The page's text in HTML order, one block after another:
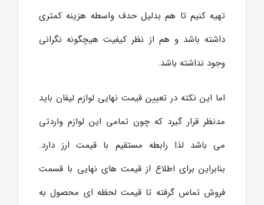
تهیه کنیم تا هم بدلیل حدف واسطه هزینه کمتری
داشته باشد و هم از نظر کیفیت هیچگونه نگرانی
وجود نداشته باشد.
اما این نکته در تعیین قیمت نهایی لوازم لیفان باید
مدنظر قرار گیرد که چون تمامی این لوازم واردتی
می باشد لذا رابطه مستقیم با قیمت ارز دارد.
بنابراین برای اطلاع از قیمت های نهایی با قسمت
فروش تماس گرفته تا قیمت لحظه ای محصول به